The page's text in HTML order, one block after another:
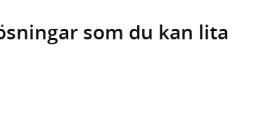
som du kan lita